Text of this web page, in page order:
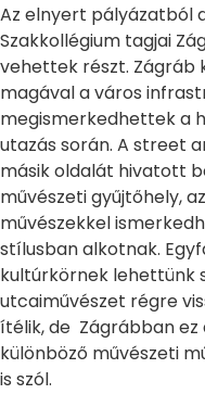
Az elnyert pályázatból
Szakkollégium tagjai
vehettek részt. Zágráb
magával a város
megismerkedhettek a
utazás során. A street
másik oldalát hivatott
művészeti gyűjtőhely,
művészekkel
stílusban alkotnak.
kultúrkörnek lehettünk
utcaiművészet régre
ítélik, de Zágrábban ez
különböző művészeti
is szól.